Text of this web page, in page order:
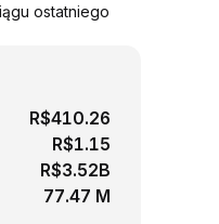
ostatniego
R$410.26
R$1.15
R$3.52B
77.47 M